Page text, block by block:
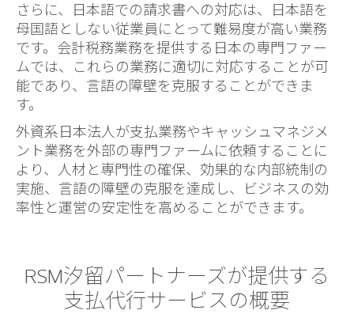
さらに、日本語での請求書への対応は、日本語を
母国語としない従業員にとって難易度が高い業務
です。会計税務業務を提供する日本の専門ファー
ムでは、これらの業務に適切に対応することが可
能であり、言語の障壁を克服することができま
す。
外資系日本法人が支払業務やキャッシュマネジメ
ント業務を外部の専門ファームに依頼することに
より、人材と専門性の確保、効果的な内部統制の
実施、言語の障壁の克服を達成し、ビジネスの効
率性と運営の安定性を高めることができます。
RSM汐留パートナーズが提供する
支払代行サービスの概要